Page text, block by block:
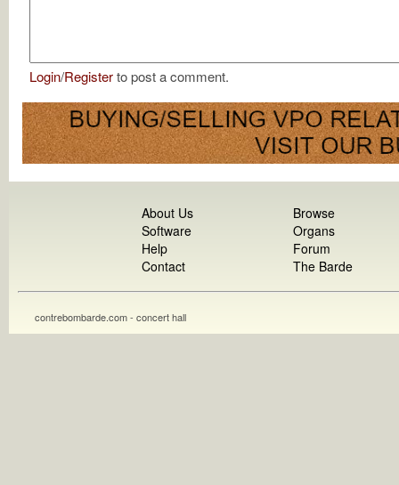
Login/Registerto post a comment.
About Us
Software
Help
Contact
Browse
Organs
Forum
The Barde
contrebombarde.com - concert hall